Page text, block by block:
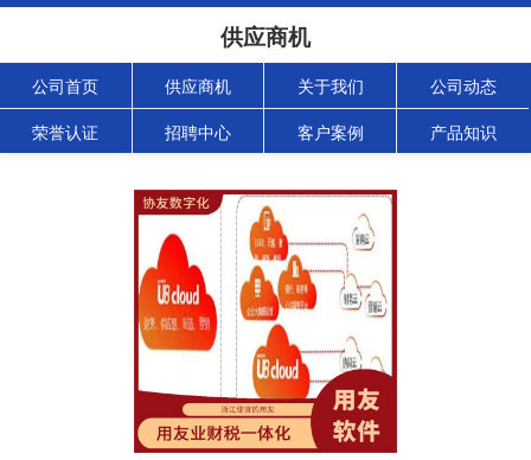
供应商机
公司首页 供应商机 关于我们 公司动态
荣誉认证 招聘中心 客户案例 产品知识